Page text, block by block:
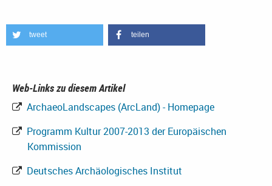
tweet teilen
Web-Links zu diesem Artikel
ArchaeoLandscapes (ArcLand) - Homepage
Programm Kultur 2007-2013 der Europäischen
Kommission
Deutsches Archäologisches Institut